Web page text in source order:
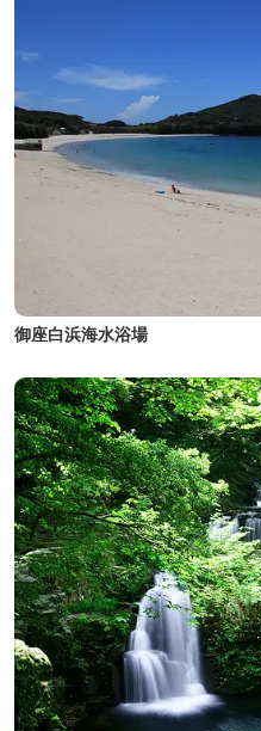
御座白浜海水浴場